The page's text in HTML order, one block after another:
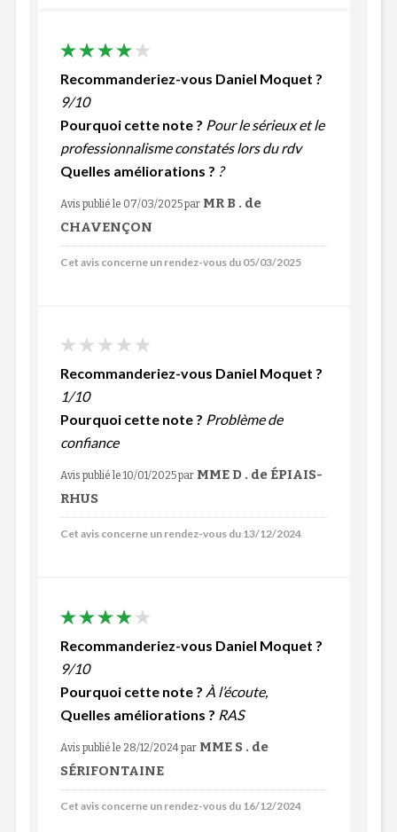
Recommanderiez-vous Daniel Moquet ?
9/10
Pourquoi cette note ? Pour le sérieux et le
professionnalisme constatés lors du rdv
Quelles améliorations ? ?
Avis publié le 07/03/2025par MR B . de
CHAVENÇON
Cet avis concerne un rendez-vous du 05/03/2025
Recommanderiez-vous Daniel Moquet ?
1/10
Pourquoi cette note ? Problème de
confiance
Avis publié le 10/01/2025par MME D . de ÉPIAIS-
RHUS
Cet avis concerne un rendez-vous du 13/12/2024
Recommanderiez-vous Daniel Moquet ?
9/10
Pourquoi cette note ? À l’écoute,
Quelles améliorations ? RAS
Avis publié le 28/12/2024par MME S . de
SÉRIFONTAINE
Cet avis concerne un rendez-vous du 16/12/2024